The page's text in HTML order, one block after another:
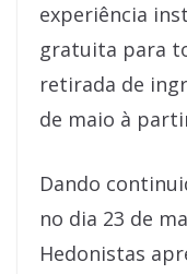
experiência
gratuita para
retirada de
de maio à
Dando
no dia 23 de
Hedonistas